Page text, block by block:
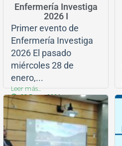
Enfermería Investiga
2026 I
Primer evento de
Enfermería Investiga
2026 El pasado
miércoles 28 de
enero,...
Leer más...
28 Enero, 2026
Enfermería investiga